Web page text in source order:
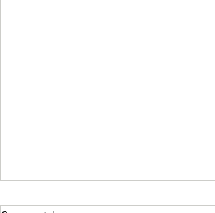
Le poète qui se prenait pour un